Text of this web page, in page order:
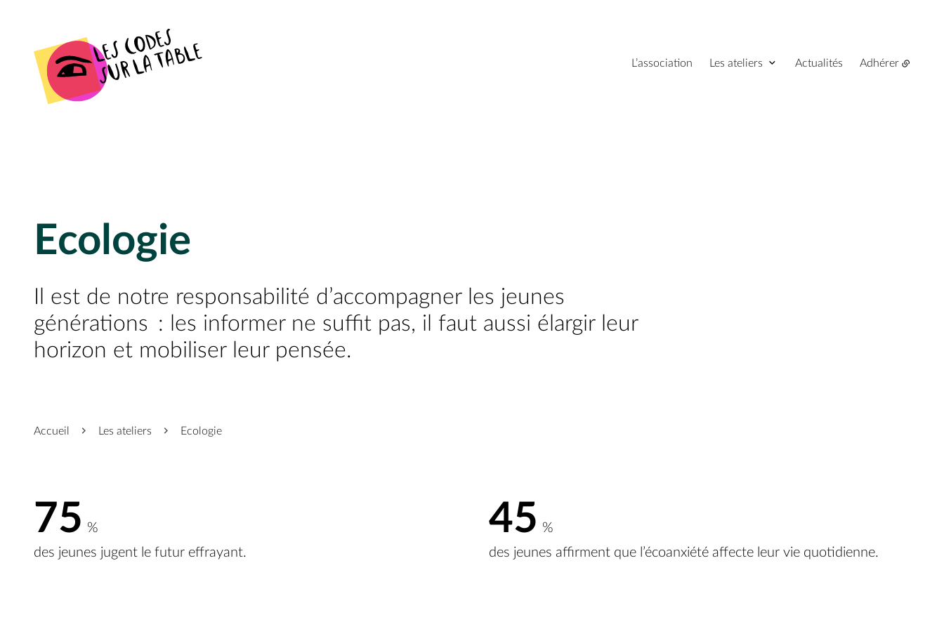
L’association Les ateliers Actualités Adhérer
Ecologie
Il est de notre responsabilité d’accompagner les jeunes
générations : les informer ne suffit pas, il faut aussi élargir leur
horizon et mobiliser leur pensée.
Accueil Les ateliers Ecologie
75 %
des jeunes jugent le futur effrayant.
45 %
des jeunes affirment que l’écoanxiété affecte leur vie quotidienne.